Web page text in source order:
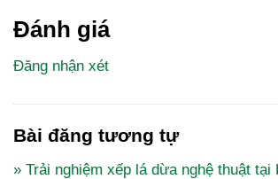
Đánh giá
Đăng nhận xét
Bài đăng tương tự
» Trải nghiệm xếp lá dừa nghệ thuật tại